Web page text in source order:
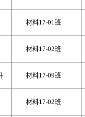
材料17-01班
材料17-02班
材料17-09班
材料17-02班